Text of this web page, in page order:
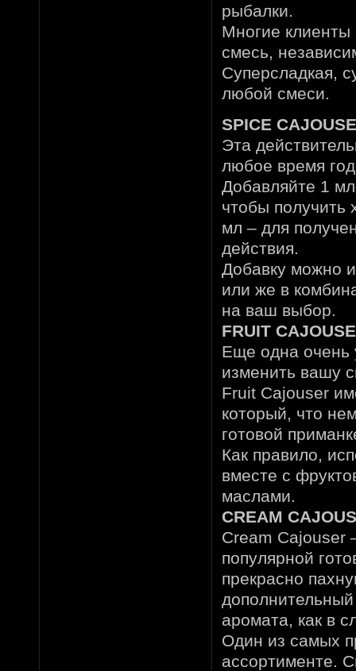
рыбалки.
Многие клиенты
смесь,
Суперсладкая,
любой смеси.
SPICE
Эта
любое время
Добавляйте 1
чтобы получить
мл – для
действия.
Добавку можно
или же в
на ваш выбор.
FRUIT
Еще одна очень
изменить вашу
Fruit Cajouser
который, что
готовой
Как правило,
вместе с
маслами.
CREAM
Cream Cajouser
популярной
прекрасно
дополнительный
аромата, как в
Один из самых
ассортименте.